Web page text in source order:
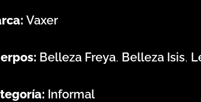
Vaxer
Belleza Freya, Belleza Isis,
Informal